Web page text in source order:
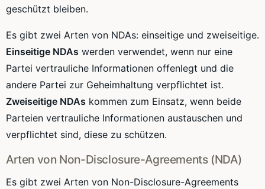
geschützt bleiben.
Es gibt zwei Arten von NDAs: einseitige und zweiseitige.
Einseitige NDAs werden verwendet, wenn nur eine
Partei vertrauliche Informationen offenlegt und die
andere Partei zur Geheimhaltung verpflichtet ist.
Zweiseitige NDAs kommen zum Einsatz, wenn beide
Parteien vertrauliche Informationen austauschen und
verpflichtet sind, diese zu schützen.
Arten von Non-Disclosure-Agreements (NDA)
Es gibt zwei Arten von Non-Disclosure-Agreements